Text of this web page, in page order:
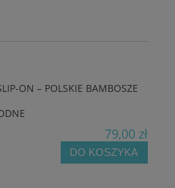
ON – POLSKIE BAMBOSZE
79,00 zł
DO KOSZYKA